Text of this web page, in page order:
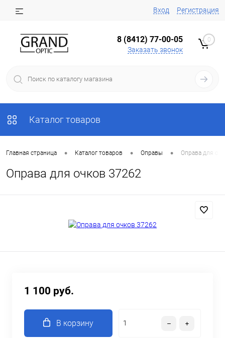
Вход Регистрация
8 (8412) 77-00-05
Заказать звонок
0
Каталог товаров
Главная страница • Каталог товаров • Оправы • Оправа для
Оправа для очков 37262
1 100 руб.
В корзину